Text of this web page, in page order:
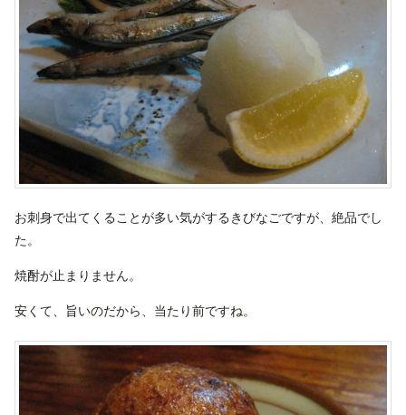
お刺身で出てくることが多い気がするきびなごですが、絶品でし
た。
焼酎が止まりません。
安くて、旨いのだから、当たり前ですね。